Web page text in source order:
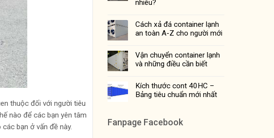
thuộc đối với người tiêu
nào để các bạn yên tâm
bạn ở vấn đề này.
nhiêu?
Cách xả đá container lạnh
an toàn A-Z cho người mới
Vận chuyển container lạnh
và những điều cần biết
Kích thước cont 40HC –
Bảng tiêu chuẩn mới nhất
Fanpage Facebook